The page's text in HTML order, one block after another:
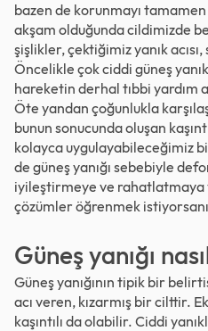
bazen de korunmayı
akşam olduğunda cildimizde
şişlikler, çektiğimiz yanık
Öncelikle çok ciddi güneş
hareketin derhal tıbbi yardım
Öte yandan çoğunlukla
bunun sonucunda oluşan
kolayca uygulayabileceğimiz
de güneş yanığı sebebiyle
iyileştirmeye ve rahatlatmaya
çözümler öğrenmek
Güneş yanığı
Güneş yanığının tipik bir
acı veren, kızarmış bir cilttir.
kaşıntılı da olabilir. Ciddi